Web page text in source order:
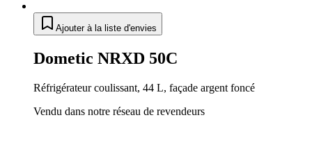
Ajouter à la liste d'envies
Dometic NRXD 50C
Réfrigérateur coulissant, 44 L, façade argent foncé
Vendu dans notre réseau de revendeurs